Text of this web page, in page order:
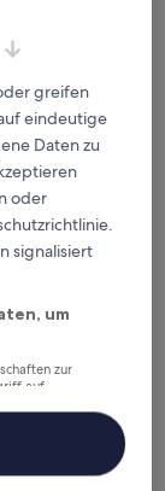
by IHG
West
Der
Preis
36 €
& Gebühren
greifen
eindeutige
Daten zu
oder
signalisiert
um
zur
auf
von Inhalten,
von